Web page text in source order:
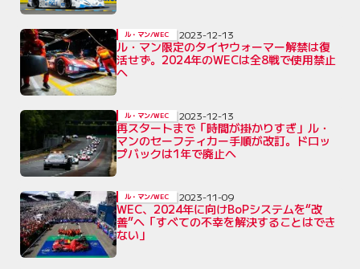
ル・マン限定のタイヤウォーマー解禁は復
活せず。2024年のWECは全8戦で使用禁止
へ
ル・マン/WEC 2023-12-13
再スタートまで「時間が掛かりすぎ」ル・
マンのセーフティカー手順が改訂。ドロッ
プバックは1年で廃止へ
ル・マン/WEC 2023-12-13
WEC、2024年に向けBoPシステムを“改
善”へ「すべての不幸を解決することはでき
ない」
ル・マン/WEC 2023-11-09